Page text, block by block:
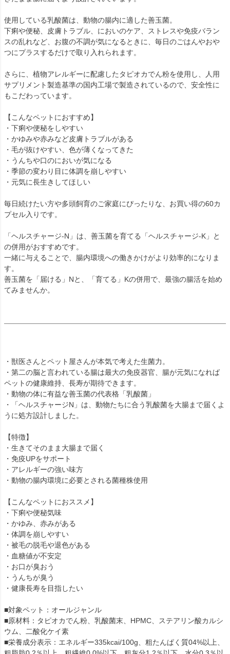
使用している乳酸菌は、動物の腸内に適した善玉菌。
下痢や便秘、皮膚トラブル、においのケア、ストレスや免疫バラン
スの乱れなど、お腹の不調が気になるときに、毎日のごはんやおや
つにプラスするだけで取り入れられます。
さらに、植物アレルギーに配慮したタピオカでん粉を使用し、人用
サプリメント製造基準の国内工場で製造されているので、安全性に
もこだわっています。
【こんなペットにおすすめ】
・下痢や便秘をしやすい
・かゆみや赤みなど皮膚トラブルがある
・毛が抜けやすい、色が薄くなってきた
・うんちや口のにおいが気になる
・季節の変わり目に体調を崩しやすい
・元気に長生きしてほしい
毎日続けたい方や多頭飼育のご家庭にぴったりな、お買い得の60カ
プセル入りです。
「ヘルスチャージ-N」は、善玉菌を育てる「ヘルスチャージ-K」と
の併用がおすすめです。
一緒に与えることで、腸内環境への働きかけがより効率的になりま
す。
善玉菌を「届ける」Nと、「育てる」Kの併用で、最強の腸活を始め
てみませんか。
・獣医さんとペット屋さんが本気で考えた生菌力。
・第二の脳と言われている腸は最大の免疫器官、腸が元気になれば
ペットの健康維持、長寿が期待できます。
・動物の体に有益な善玉菌の代表格「乳酸菌」
・「ヘルスチャージN」は、動物たちに合う乳酸菌を大腸まで届くよ
うに処方設計しました。
【特徴】
・生きてそのまま大腸まで届く
・免疫UPをサポート
・アレルギーの強い味方
・動物の腸内環境に必要とされる菌種株使用
【こんなペットにおススメ】
・下痢や便秘気味
・かゆみ、赤みがある
・体調を崩しやすい
・被毛の脱毛や退色がある
・血糖値が不安定
・お口が臭おう
・うんちが臭う
・健康長寿を目指したい
■対象ペット：オールジャンル
■原材料：タピオカでん粉、乳酸菌末、HPMC、ステアリン酸カルシ
ウム、二酸化ケイ素
■栄養成分表示：エネルギー335kcai/100g、粗たんぱく質04%以上、